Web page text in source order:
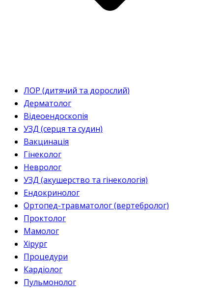
ЛОР (дитячий та дорослий)
Дерматолог
Відеоендоскопія
УЗД (серця та судин)
Вакцинація
Гінеколог
Невролог
УЗД (акушерство та гінекологія)
Ендокринолог
Ортопед-травматолог (вертебролог)
Проктолог
Мамолог
Хірург
Процедури
Кардіолог
Пульмонолог